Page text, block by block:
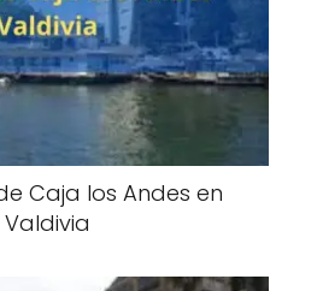
Caja los Andes en
Valdivia